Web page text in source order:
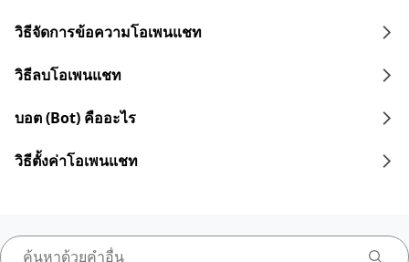
วิธีจัดการข้อความโอเพนแชท
วิธีลบโอเพนแชท
บอต (Bot) คืออะไร
วิธีตั้งค่าโอเพนแชท